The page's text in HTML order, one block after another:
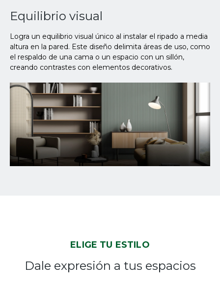
Equilibrio visual
Logra un equilibrio visual único al instalar el ripado a media
altura en la pared. Este diseño delimita áreas de uso, como
el respaldo de una cama o un espacio con un sillón,
creando contrastes con elementos decorativos.
ELIGE TU ESTILO
Dale expresión a tus espacios